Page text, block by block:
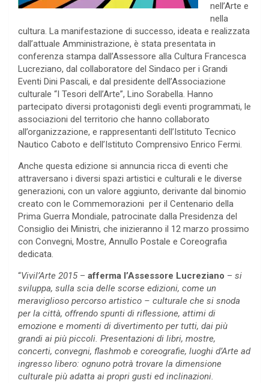
nell’Arte e
nella
cultura. La manifestazione di successo, ideata e realizzata
dall’attuale Amministrazione, è stata presentata in
conferenza stampa dall’Assessore alla Cultura Francesca
Lucreziano, dal collaboratore del Sindaco per i Grandi
Eventi Dini Pascali, e dal presidente dell’Associazione
culturale “I Tesori dell’Arte”, Lino Sorabella. Hanno
partecipato diversi protagonisti degli eventi programmati, le
associazioni del territorio che hanno collaborato
all’organizzazione, e rappresentanti dell’Istituto Tecnico
Nautico Caboto e dell’Istituto Comprensivo Enrico Fermi.
Anche questa edizione si annuncia ricca di eventi che
attraversano i diversi spazi artistici e culturali e le diverse
generazioni, con un valore aggiunto, derivante dal binomio
creato con le Commemorazioni per il Centenario della
Prima Guerra Mondiale, patrocinate dalla Presidenza del
Consiglio dei Ministri, che inizieranno il 12 marzo prossimo
con Convegni, Mostre, Annullo Postale e Coreografia
dedicata.
“Vivil’Arte 2015– afferma l’Assessore Lucreziano – si
sviluppa, sulla scia delle scorse edizioni, come un
meraviglioso percorso artistico – culturale che si snoda
per la città, offrendo spunti di riflessione, attimi di
emozione e momenti di divertimento per tutti, dai più
grandi ai più piccoli. Presentazioni di libri, mostre,
concerti, convegni, flashmob e coreografie, luoghi d’Arte ad
ingresso libero: ognuno potrà trovare la dimensione
culturale più adatta ai propri gusti ed inclinazioni.